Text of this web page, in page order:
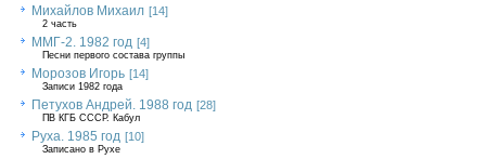
Михайлов Михаил [14]
2 часть
ММГ-2. 1982 год [4]
Песни первого состава группы
Морозов Игорь [14]
Записи 1982 года
Петухов Андрей. 1988 год [28]
ПВ КГБ СССР. Кабул
Руха. 1985 год [10]
Записано в Рухе